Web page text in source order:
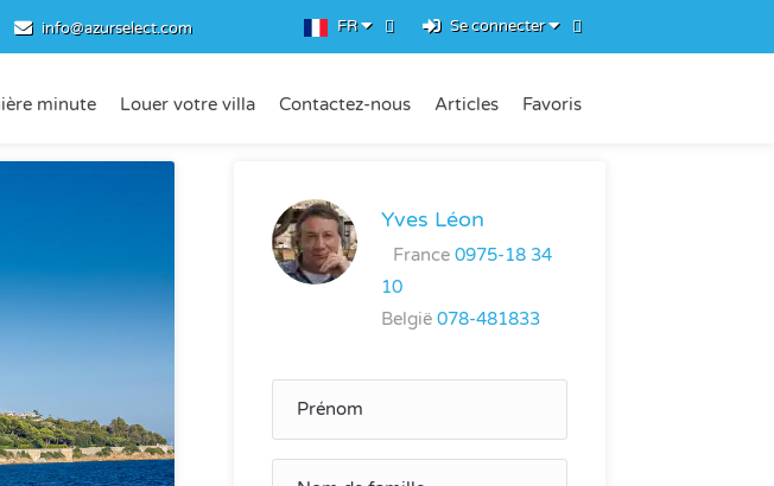
info@azurselect.com FR Se connecter
minute Louer votre villa Contactez-nous Articles Favoris
Yves Léon
France 0975-18 34
10
België 078-481833